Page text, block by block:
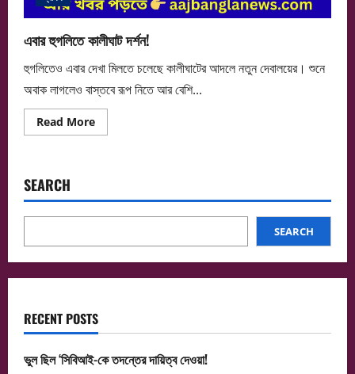
এবার হুগলিতে কালীঘাট দর্শন!
হুগলিতেও এবার দেখা মিলতে চলেছে কালীঘাটের আদলে নতুন দেবালয়ের। শুনে
অবাক লাগলেও বাস্তবে রূপ নিতে আর বেশি...
Read MoreRead
more
SEARCH
SEARCH
RECENT POSTS
ভুল ছিল ‘সিবিআই-কে তদন্তের দায়িত্ব দেওয়া!